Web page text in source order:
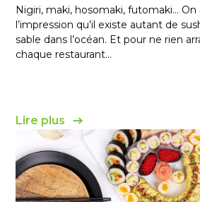
Nigiri, maki, hosomaki, futomaki… On
l’impression qu’il existe autant de
sable dans l’océan. Et pour ne rien
chaque restaurant...
Lire plus